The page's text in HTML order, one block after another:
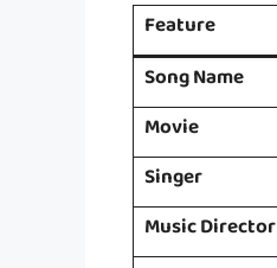
Feature
Song Name
Movie
Singer
Music Director